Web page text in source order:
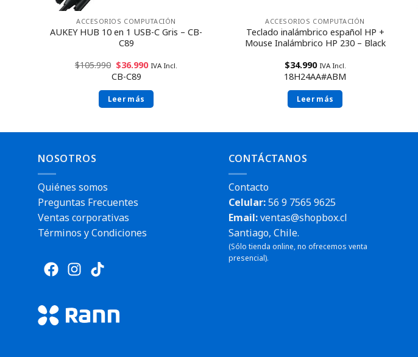
ACCESORIOS COMPUTACIÓN
AUKEY HUB 10 en 1 USB-C Gris – CB-
C89
$105.990 $36.990 IVA Incl.
CB-C89
Leer más
ACCESORIOS COMPUTACIÓN
Teclado inalámbrico español HP +
Mouse Inalámbrico HP 230 – Black
$34.990 IVA Incl.
18H24AA#ABM
Leer más
NOSOTROS
Quiénes somos
Preguntas Frecuentes
Ventas corporativas
Términos y Condiciones
CONTÁCTANOS
Contacto
Celular:56 9 7565 9625
Email:ventas@shopbox.cl
Santiago, Chile.
(Sólo tienda online, no ofrecemos venta
presencial).